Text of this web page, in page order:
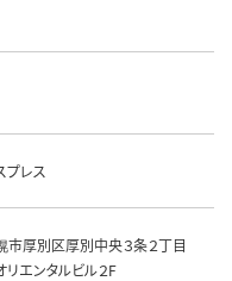
プレス
市厚別区厚別中央３条２丁目
リエンタルビル２F